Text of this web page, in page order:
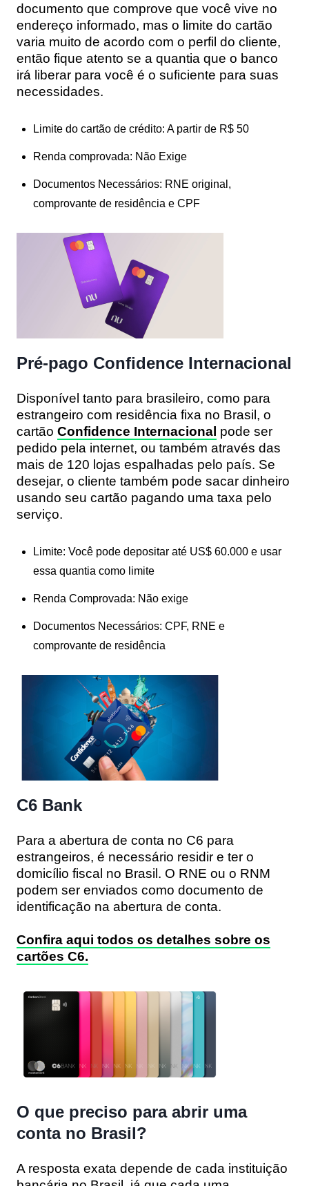
documento que comprove que você vive no
endereço informado, mas o limite do cartão
varia muito de acordo com o perfil do cliente,
então fique atento se a quantia que o banco
irá liberar para você é o suficiente para suas
necessidades.
Limite do cartão de crédito: A partir de R$ 50
Renda comprovada: Não Exige
Documentos Necessários: RNE original,
comprovante de residência e CPF
Pré-pago Confidence Internacional
Disponível tanto para brasileiro, como para
estrangeiro com residência fixa no Brasil, o
cartão Confidence Internacional pode ser
pedido pela internet, ou também através das
mais de 120 lojas espalhadas pelo país. Se
desejar, o cliente também pode sacar dinheiro
usando seu cartão pagando uma taxa pelo
serviço.
Limite: Você pode depositar até US$ 60.000 e usar
essa quantia como limite
Renda Comprovada: Não exige
Documentos Necessários: CPF, RNE e
comprovante de residência
C6 Bank
Para a abertura de conta no C6 para
estrangeiros, é necessário residir e ter o
domicílio fiscal no Brasil. O RNE ou o RNM
podem ser enviados como documento de
identificação na abertura de conta.
Confira aqui todos os detalhes sobre os
cartões C6.
O que preciso para abrir uma
conta no Brasil?
A resposta exata depende de cada instituição